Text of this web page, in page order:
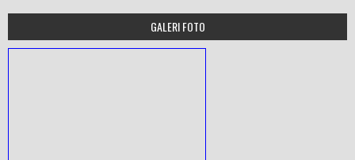
GALERI FOTO